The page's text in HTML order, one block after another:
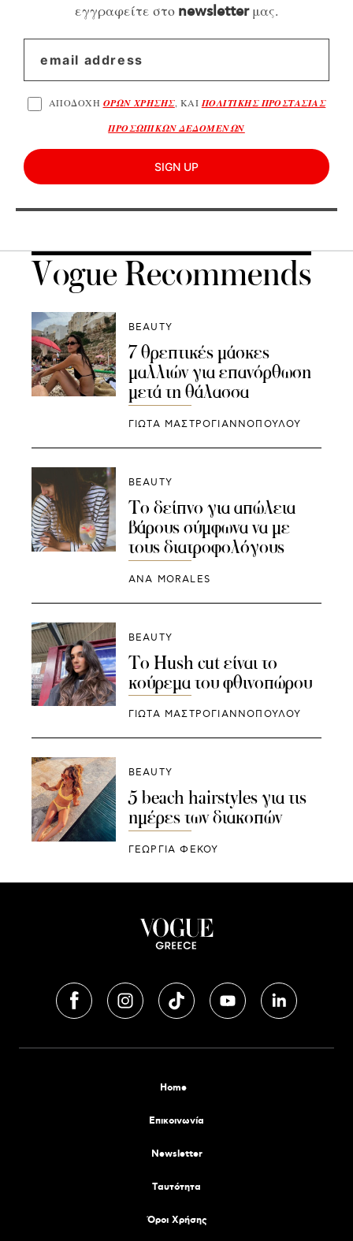
εγγραφείτε στο newsletterμας.
ΑΠΟΔΟΧΗ ΟΡΩΝ ΧΡΗΣΗΣ, ΚΑΙΠΟΛΙΤΙΚΗΣ ΠΡΟΣΤΑΣΙΑΣ
ΠΡΟΣΩΠΙΚΩΝ ΔΕΔΟΜΕΝΩΝ
SIGN UP
Vogue Recommends
BEAUTY
7 θρεπτικές μάσκες
μαλλιών για επανόρθωση
μετά τη θάλασσα
ΓΙΩΤΑ ΜΑΣΤΡΟΓΙΑΝΝΟΠΟΥΛΟΥ
BEAUTY
Το δείπνο για απώλεια
βάρους σύμφωνα να με
τους διατροφολόγους
ANA MORALES
BEAUTY
Το Hush cut είναι το
κούρεμα του φθινοπώρου
ΓΙΩΤΑ ΜΑΣΤΡΟΓΙΑΝΝΟΠΟΥΛΟΥ
BEAUTY
5 beach hairstyles για τις
ημέρες των διακοπών
ΓΕΩΡΓΙΑ ΦΕΚΟΥ
Home
Επικοινωνία
Newsletter
Tαυτότητα
Όροι Χρήσης